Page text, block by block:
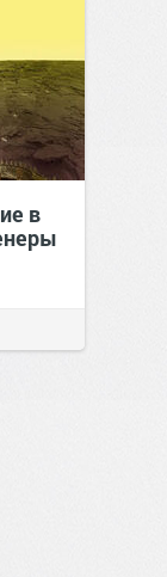
в